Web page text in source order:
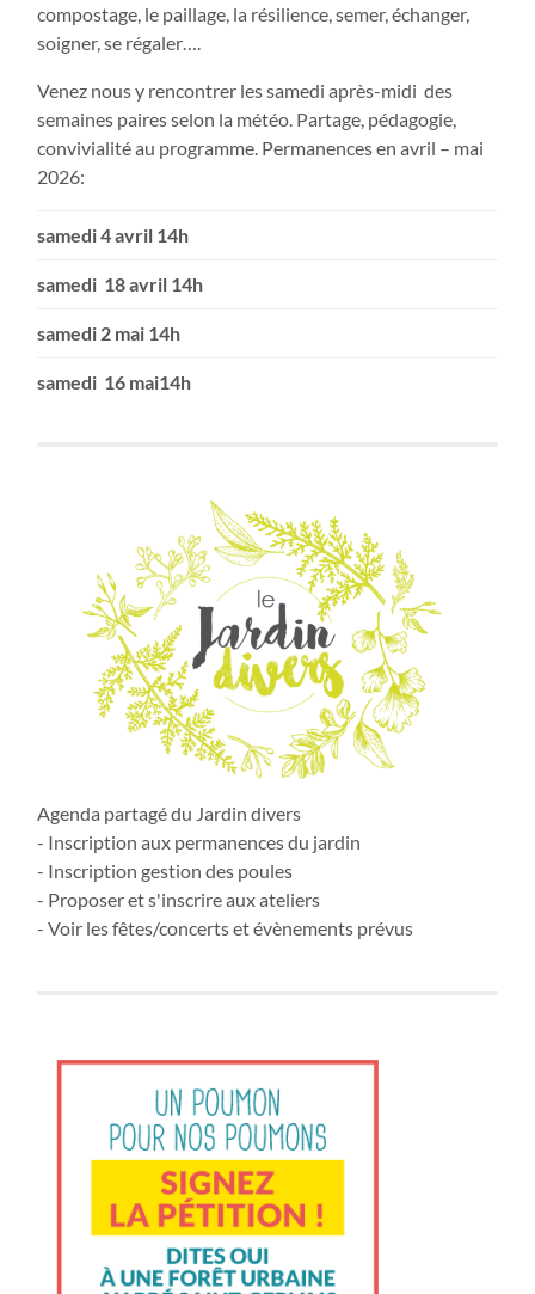
compostage, le paillage, la résilience, semer, échanger,
soigner, se régaler….
Venez nous y rencontrer les samedi après-midi des
semaines paires selon la météo. Partage, pédagogie,
convivialité au programme. Permanences en avril – mai
2026:
samedi 4 avril 14h
samedi 18 avril 14h
samedi 2 mai 14h
samedi 16 mai14h
Agenda partagé du Jardin divers
- Inscription aux permanences du jardin
- Inscription gestion des poules
- Proposer et s'inscrire aux ateliers
- Voir les fêtes/concerts et évènements prévus